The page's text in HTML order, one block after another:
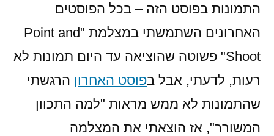
התמונות בפוסט הזה – בכל הפוסטים
האחרונים השתמשתי במצלמת "Point and
Shoot" פשוטה שהוציאה עד היום תמונות לא
רעות, לדעתי, אבל בפוסט האחרון הרגשתי
שהתמונות לא ממש מראות "למה התכוון
המשורר", אז הוצאתי את המצלמה